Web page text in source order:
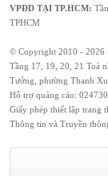
VPĐD TẠI TP.HCM:
TPHCM
© Copyright 2010 - 2026
Tầng 17, 19, 20, 21 Toà
Tưởng, phường Thanh
Hỗ trợ quảng cáo:
Giấy phép thiết lập trang
Thông tin và Truyền